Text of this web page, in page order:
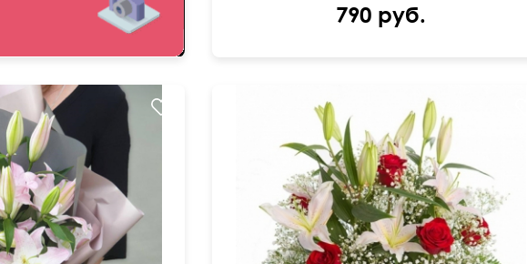
790 руб.
Розы 50 см, лилии, гипсофила и много зелени.
45 см
50 см